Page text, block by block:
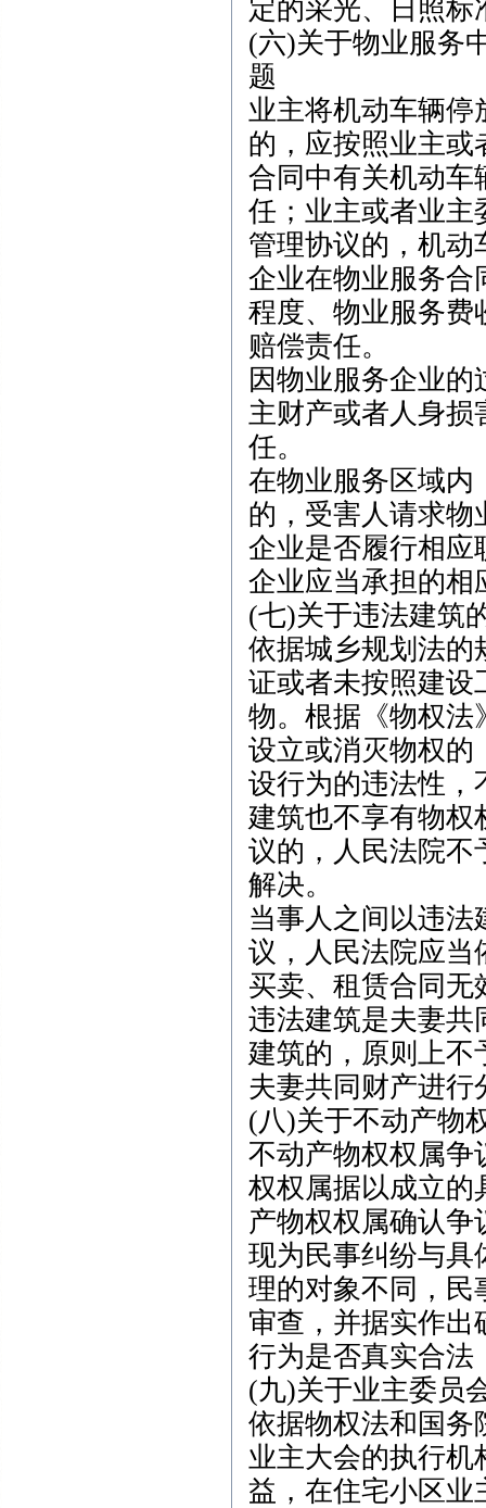
定的采光、日照标
(六)关于物业服务
题
业主将机动车辆停
的，应按照业主或
合同中有关机动车
任；业主或者业主
管理协议的，机动
企业在物业服务合
程度、物业服务费
赔偿责任。
因物业服务企业
主财产或者人身损
任。
在物业服务区域内
的，受害人请求物
企业是否履行相应
企业应当承担的相
(七)关于违法建筑
依据城乡规划法的
证或者未按照建设
物。根据《物权法
设立或消灭物权的
设行为的违法性，
建筑也不享有物权
议的，人民法院不
解决。
当事人之间以违
议，人民法院应当
买卖、租赁合同无
违法建筑是夫妻共
建筑的，原则上不
夫妻共同财产进行
(八)关于不动产物
不动产物权权属争
权权属据以成立的
产物权权属确认
现为民事纠纷与具
理的对象不同，民
审查，并据实作出
行为是否真实合法
(九)关于业主委员
依据物权法和国务
业主大会的执行机
益，在住宅小区业